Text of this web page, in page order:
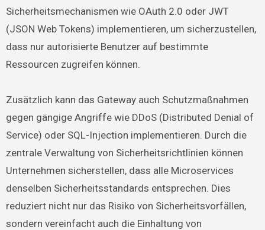
Sicherheitsmechanismen wie OAuth 2.0 oder JWT
(JSON Web Tokens) implementieren, um sicherzustellen,
dass nur autorisierte Benutzer auf bestimmte
Ressourcen zugreifen können.
Zusätzlich kann das Gateway auch Schutzmaßnahmen
gegen gängige Angriffe wie DDoS (Distributed Denial of
Service) oder SQL-Injection implementieren. Durch die
zentrale Verwaltung von Sicherheitsrichtlinien können
Unternehmen sicherstellen, dass alle Microservices
denselben Sicherheitsstandards entsprechen. Dies
reduziert nicht nur das Risiko von Sicherheitsvorfällen,
sondern vereinfacht auch die Einhaltung von